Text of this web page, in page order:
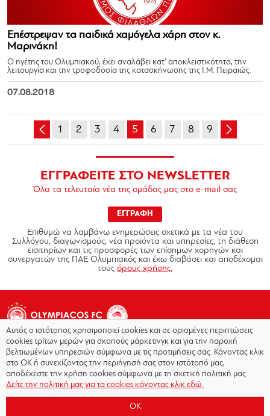
Επέστρεψαν τα παιδικά χαμόγελα χάρη στον κ.
Μαρινάκη!
Ο ηγέτης του Ολυμπιακού, έχει αναλάβει κατ’ αποκλειστικότητα, την
λειτουργία και την τροφοδοσία της κατασκήνωσης της Ι.Μ. Πειραιώς.
07.08.2018
1 2 3 4 5 6 7 8 9
ΕΓΓΡΑΦΕΙΤΕ ΣΤΟ NEWSLETTER
Όλα τα τελευταία νέα της ομάδας μας στο e-mail σας
ΕΓΓΡΑΦΗ
Επιθυμώ να λαμβάνω ενημερώσεις σχετικά με τα νέα του
Συλλόγου, διαγωνισμούς, νέα προϊόντα και υπηρεσίες, τη διάθεση
εισιτηρίων και τις προσφορές των επίσημων χορηγών και
συνεργατών της ΠΑΕ Ολυμπιακός και έχω διαβάσει και αποδέχομαι
τους όρους χρήσης.
Copyright © 2026 - Olympiacos.org
Όροι χρήσης|Πολιτική Απορρήτου|Πολιτική
Αυτός ο ιστότοπος χρησιμοποιεί cookies και σε ορισμένες περιπτώσεις
cookies τρίτων μερών για σκοπούς μάρκετινγκ και για την παροχή
βελτιωμένων υπηρεσιών σύμφωνα με τις προτιμήσεις σας. Κάνοντας κλικ
στο OK ή συνεχίζοντας την περιήγησή σας στον ιστότοπό μας,
αποδέχεστε την χρήση cookies σύμφωνα με τη σχετική πολιτική μας.
Δείτε την πολιτική μας για τα cookies κάνοντας κλικ εδώ.
OK